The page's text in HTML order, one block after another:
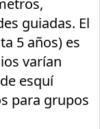
guiadas. El
5 años) es
varían
esquí
para grupos